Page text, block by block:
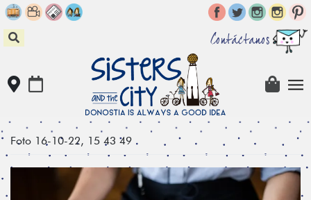
Skip
to
content
Contáctanos
Foto 16-10-22, 15 43 49